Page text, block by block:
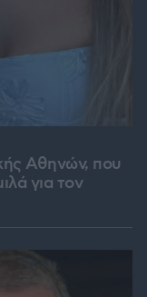
Αθηνών, που
για τον